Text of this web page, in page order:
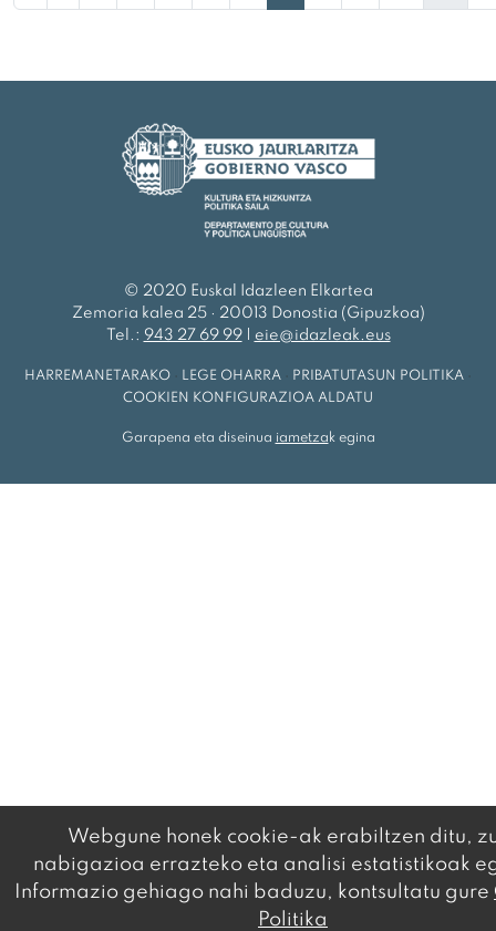
© 2020 Euskal Idazleen Elkartea
Zemoria kalea 25 · 20013 Donostia (Gipuzkoa)
Tel.: 943 27 69 99| eie@idazleak.eus
HARREMANETARAKO LEGE OHARRA PRIBATUTASUN POLITIKA
COOKIEN KONFIGURAZIOA ALDATU
Garapena eta diseinua iametza k egina
Webgune honek cookie-ak erabiltzen ditu,
nabigazioa errazteko eta analisi estatistikoak
Informazio gehiago nahi baduzu, kontsultatu gure
Politika